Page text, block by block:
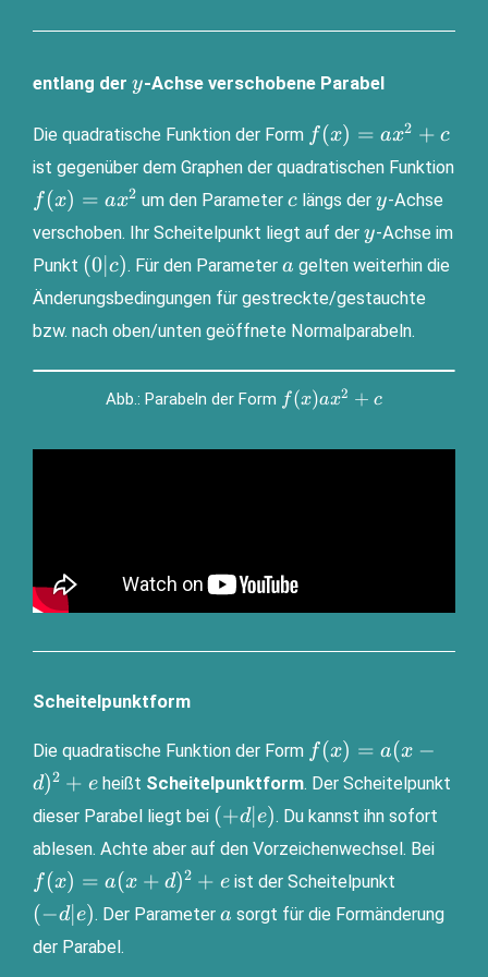
entlang der y
y-Achse verschobene Parabel
Die qua­dra­ti­sche Funk­ti­on der Form f(x)=ax^2+c
f (x) = ax2 + c
ist gegen­über dem Gra­phen der qua­dra­ti­schen Funk­ti­on
f(x)=ax^2
f (x) = ax2 um den Para­me­terc
c längs dery
y-Ach­se
ver­scho­ben. Ihr Schei­tel­punkt liegt auf der y
y-Ach­se im
Punkt (0|c)
(0∣ c). Für den Para­me­ter a
a gel­ten wei­ter­hin die
Ände­rungs­be­din­gun­gen für gestreckte/gestauchte
bzw. nach oben/unten geöff­ne­te Normalparabeln.
Abb.: Para­beln der Form f(x)ax^2+c
f(x)ax2 + c
Scheitelpunktform
Die qua­dra­ti­sche Funk­ti­on der Form f(x)=a(x-
d)^2+e
f (x) = a(x −
d)2 + eheißt Schei­tel­punkt­form. Der Schei­tel­punkt
die­ser Para­bel liegt bei (+d|e)
(+d∣ e). Du kannst ihn sofort
able­sen. Ach­te aber auf den Vor­zei­chen­wech­sel. Bei
f (x) = a(x + d)2 + eist der Schei­tel­punkt
d|e)
(−d∣ e). Der Para­me­ter a
a sorgt für die Form­än­de­rung
der Parabel.